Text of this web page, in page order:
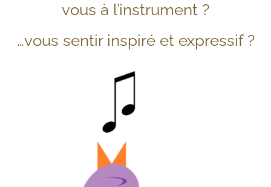
vous à l’instrument ?
…vous sentir inspiré et expressif ?